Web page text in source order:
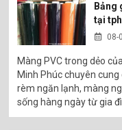
Bảng
tại
08-
Màng PVC trong dẻo
Minh Phúc chuyên
rèm ngăn lạnh, màng
sống hàng ngày từ gia